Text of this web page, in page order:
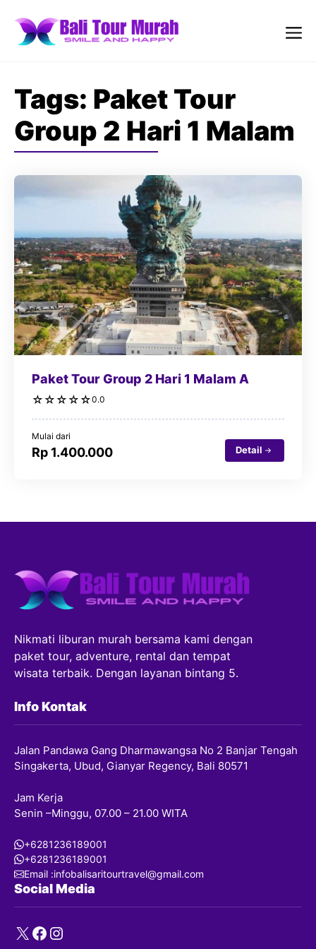
content
Tags: Paket Tour
Group 2 Hari 1 Malam
Paket Tour Group 2 Hari 1 Malam A
☆ ☆ ☆ ☆ ☆0.0
Mulai dari
Rp 1.400.000 Detail
Nikmati liburan murah bersama kami dengan
paket tour, adventure, rental dan tempat
wisata terbaik. Dengan layanan bintang 5.
Info Kontak
Jalan Pandawa Gang Dharmawangsa No 2 Banjar Tengah
Singakerta, Ubud, Gianyar Regency, Bali 80571
Jam Kerja
Senin –Minggu, 07.00 – 21.00 WITA
+6281236189001
+6281236189001
Email :infobalisaritourtravel@gmail.com
Social Media
X Facebook
Instagram